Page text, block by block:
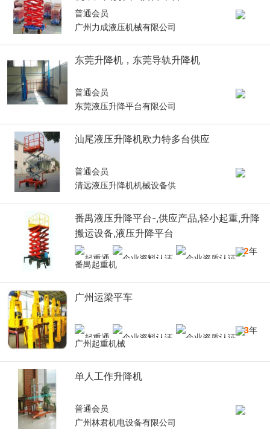
普通会员
广州力成液压机械有限公司
东莞升降机，东莞导轨升降机
普通会员
东莞液压升降平台有限公司
汕尾液压升降机欧力特多台供应
普通会员
清远液压升降机机械设备供
番禺液压升降平台-,供应产品,轻小起重,升降
搬运设备,液压升降平台
12年
番禺起重机
广州运梁平车
13年
广州起重机械
单人工作升降机
普通会员
广州林君机电设备有限公司